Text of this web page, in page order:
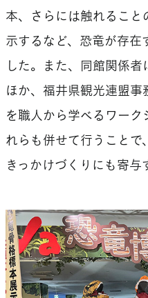
本、さらには触れること
示するなど、恐竜が存在
した。また、同館関係
ほか、福井県観光連盟
を職人から学べるワーク
れらも併せて行うことで
きっかけづくりにも寄与